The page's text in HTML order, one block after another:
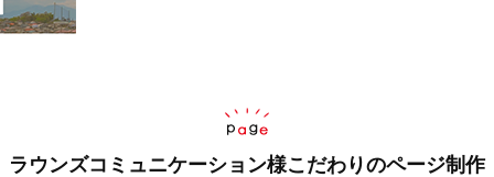
ラウンズコミュニケーション様こだわりのページ制作